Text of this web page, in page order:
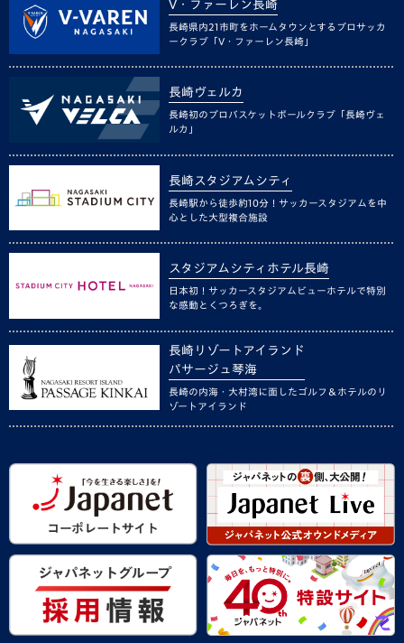
V・ファーレン長崎
長崎県内21市町をホームタウンとするプロサッカ
ークラブ「V・ファーレン長崎」
長崎ヴェルカ
長崎初のプロバスケットボールクラブ「長崎ヴェ
ルカ」
長崎スタジアムシティ
長崎駅から徒歩約10分！サッカースタジアムを中
心とした大型複合施設
スタジアムシティホテル長崎
日本初！サッカースタジアムビューホテルで特別
な感動とくつろぎを。
長崎リゾートアイランド
パサージュ琴海
長崎の内海・大村湾に面したゴルフ＆ホテルのリ
ゾートアイランド